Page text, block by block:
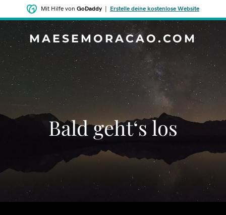
Mit Hilfe von GoDaddy Erstelle deine kostenlose Website
MAESEMORACAO.COM
Bald geht‘s los